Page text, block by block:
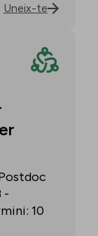
Uneix-te
-
10